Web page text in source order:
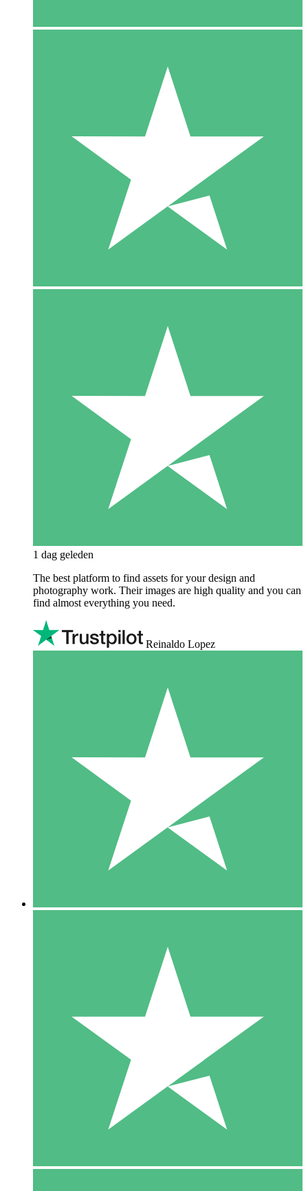
1 dag geleden
The best platform to find assets for your design and
photography work. Their images are high quality and you can
find almost everything you need.
Reinaldo Lopez